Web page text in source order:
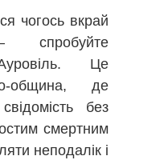
чогось вкрай
спробуйте
Це
община, де
без
смертним
неподалік і